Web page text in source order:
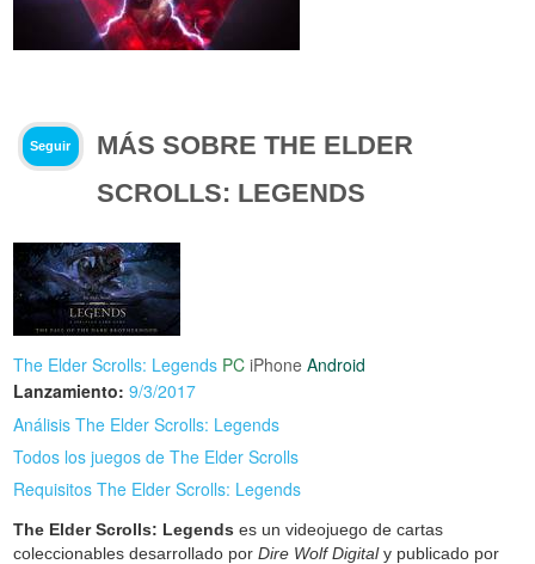
Seguir
MÁS SOBRE THE ELDER
SCROLLS: LEGENDS
The Elder Scrolls: Legends PC iPhone Android
Lanzamiento: 9/3/2017
Análisis The Elder Scrolls: Legends
Todos los juegos de The Elder Scrolls
Requisitos The Elder Scrolls: Legends
The Elder Scrolls: Legends es un videojuego de cartas
coleccionables desarrollado porDire Wolf Digitaly publicado por